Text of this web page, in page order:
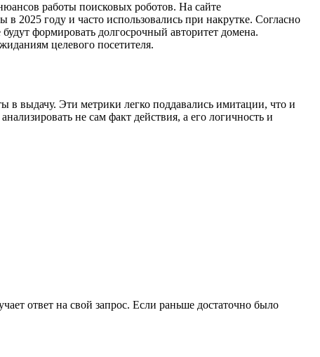
работы поисковых роботов. На сайте
2025 году и часто использовались при накрутке. Согласно
формировать долгосрочный авторитет домена.
целевого посетителя.
в выдачу. Эти метрики легко поддавались имитации, что и
не сам факт действия, а его логичность и
ответ на свой запрос. Если раньше достаточно было